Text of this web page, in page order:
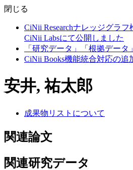
閉じる
CiNii Researchナレッジグラ
CiNii Labsにて公開しました
「研究データ」「根拠データ
CiNii Books機能統合対応の追
安井, 祐太郎
成果物リストについて
関連論文
関連研究データ